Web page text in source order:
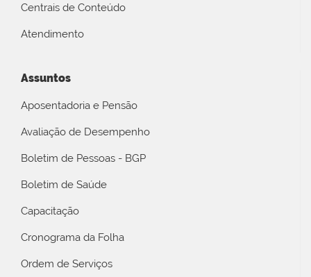
Centrais de Conteúdo
Atendimento
Assuntos
Aposentadoria e Pensão
Avaliação de Desempenho
Boletim de Pessoas - BGP
Boletim de Saúde
Capacitação
Cronograma da Folha
Ordem de Serviços